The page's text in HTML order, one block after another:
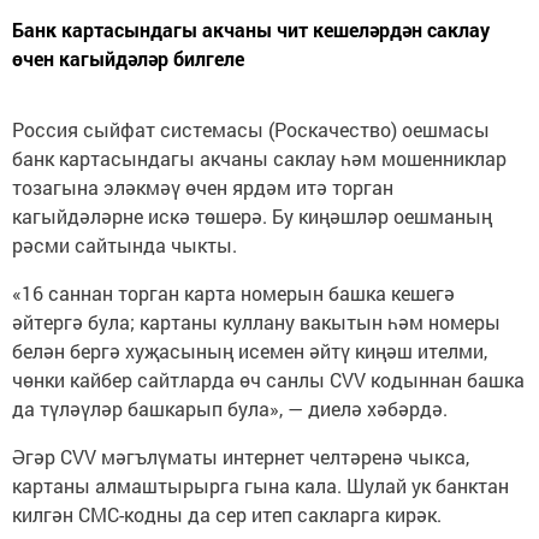
Банк картасындагы акчаны чит кешеләрдән саклау
өчен кагыйдәләр билгеле
Россия сыйфат системасы (Роскачество) оешмасы
банк картасындагы акчаны саклау һәм мошенниклар
тозагына эләкмәү өчен ярдәм итә торган
кагыйдәләрне искә төшерә. Бу киңәшләр оешманың
рәсми сайтында чыкты.
«16 саннан торган карта номерын башка кешегә
әйтергә була; картаны куллану вакытын һәм номеры
белән бергә хуҗасының исемен әйтү киңәш ителми,
чөнки кайбер сайтларда өч санлы CVV кодыннан башка
да түләүләр башкарып була», — диелә хәбәрдә.
Әгәр CVV мәгълүматы интернет челтәренә чыкса,
картаны алмаштырырга гына кала. Шулай ук банктан
килгән СМС-кодны да сер итеп сакларга кирәк.